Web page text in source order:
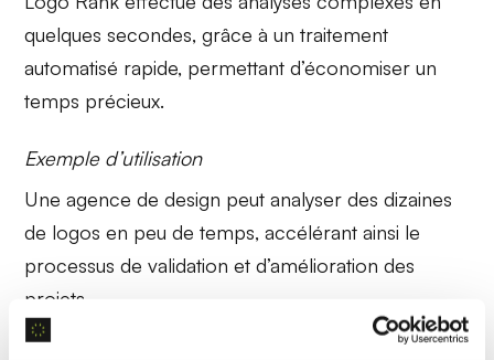
quelques secondes, grâce à un traitement
automatisé rapide, permettant d’économiser un
temps précieux.
Exemple d’utilisation
Une agence de design peut analyser desdizaines
de logos en peu de temps, accélérant ainsi le
processus de validation et d’amélioration des
projets.